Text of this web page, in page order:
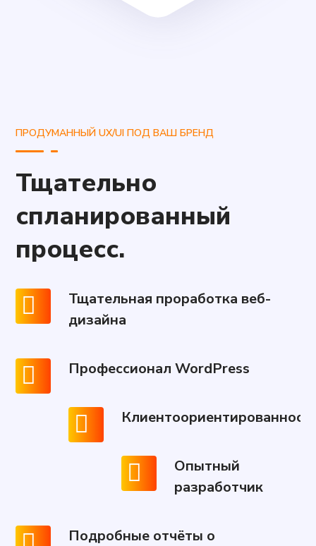
ПРОДУМАННЫЙ UX/UI ПОД ВАШ БРЕНД
Тщательно
спланированный
процесс.
Тщательная проработка веб-
дизайна
Профессионал WordPress
Опытный
разработчик
Подробные отчёты о